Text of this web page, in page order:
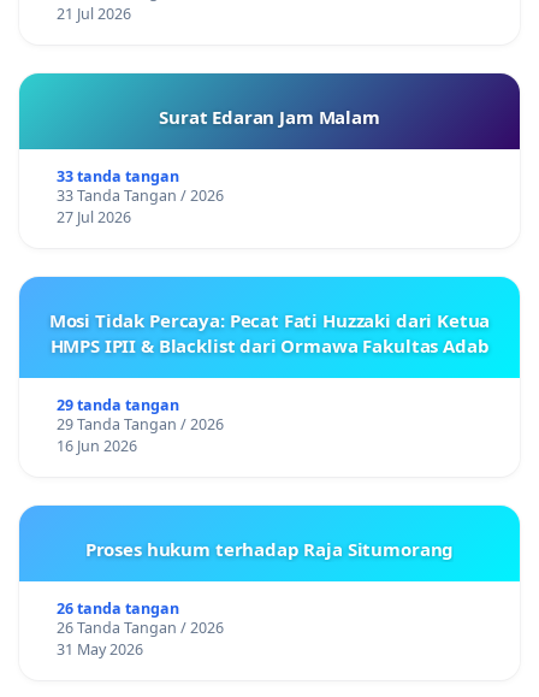
21 Jul 2026
Surat Edaran Jam Malam
33 tanda tangan
33 Tanda Tangan / 2026
27 Jul 2026
Mosi Tidak Percaya: Pecat Fati Huzzaki dari Ketua
HMPS IPII & Blacklist dari Ormawa Fakultas Adab
29 tanda tangan
29 Tanda Tangan / 2026
16 Jun 2026
Proses hukum terhadap Raja Situmorang
26 tanda tangan
26 Tanda Tangan / 2026
31 May 2026